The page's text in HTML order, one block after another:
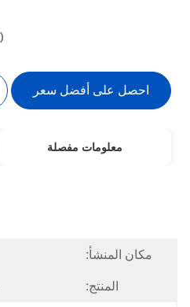
احصل على أفضل سعر
معلومات مفصلة
مكان المنشأ:
المنتج: